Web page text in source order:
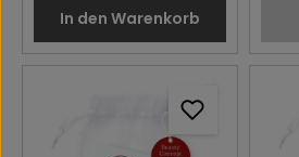
In den Warenkorb